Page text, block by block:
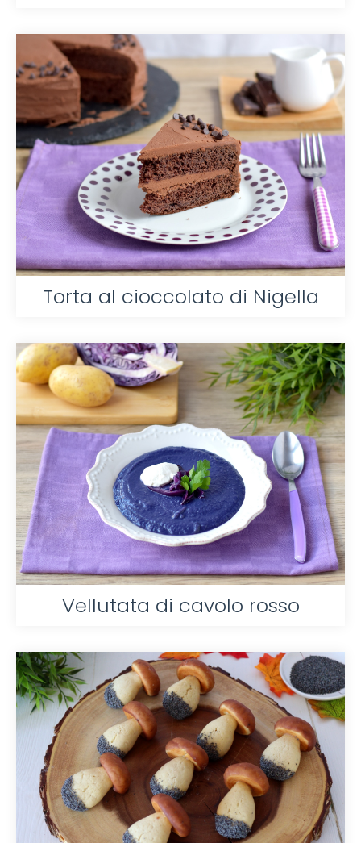
Torta al cioccolato di Nigella
Vellutata di cavolo rosso